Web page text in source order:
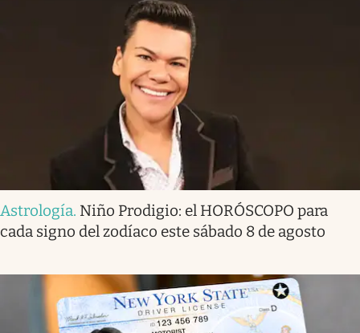
Astrología. Niño Prodigio: el HORÓSCOPO para
cada signo del zodíaco este sábado 8 de agosto